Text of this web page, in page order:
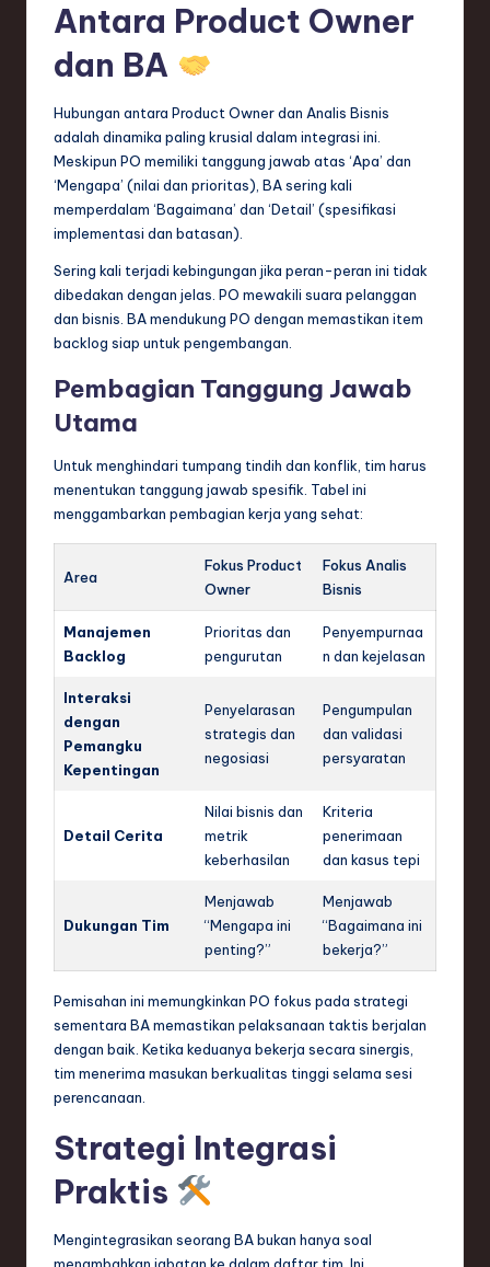
Antara Product Owner
dan BA
Hubungan antara Product Owner dan Analis Bisnis
adalah dinamika paling krusial dalam integrasi ini.
Meskipun PO memiliki tanggung jawab atas ‘Apa’ dan
‘Mengapa’ (nilai dan prioritas), BA sering kali
memperdalam ‘Bagaimana’ dan ‘Detail’ (spesifikasi
implementasi dan batasan).
Sering kali terjadi kebingungan jika peran-peran ini tidak
dibedakan dengan jelas. PO mewakili suara pelanggan
dan bisnis. BA mendukung PO dengan memastikan item
backlog siap untuk pengembangan.
Pembagian Tanggung Jawab
Utama
Untuk menghindari tumpang tindih dan konflik, tim harus
menentukan tanggung jawab spesifik. Tabel ini
menggambarkan pembagian kerja yang sehat:
Area
Fokus Product
Owner
Fokus Analis
Bisnis
Manajemen
Backlog
Prioritas dan
pengurutan
Penyempurnaa
n dan kejelasan
Interaksi
dengan
Pemangku
Kepentingan
Penyelarasan
strategis dan
negosiasi
Pengumpulan
dan validasi
persyaratan
Detail Cerita
Nilai bisnis dan
metrik
keberhasilan
Kriteria
penerimaan
dan kasus tepi
Dukungan Tim
Menjawab
“Mengapa ini
penting?”
Menjawab
“Bagaimana ini
bekerja?”
Pemisahan ini memungkinkan PO fokus pada strategi
sementara BA memastikan pelaksanaan taktis berjalan
dengan baik. Ketika keduanya bekerja secara sinergis,
tim menerima masukan berkualitas tinggi selama sesi
perencanaan.
Strategi Integrasi
Praktis
Mengintegrasikan seorang BA bukan hanya soal